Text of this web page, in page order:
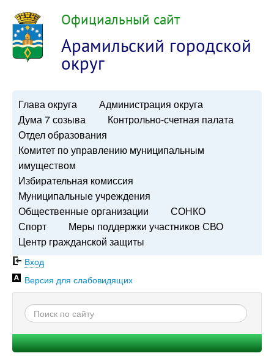
Официальный сайт
Арамильский городской
округ
Глава округа
Администрация округа
Дума 7 созыва
Контрольно-счетная палата
Отдел образования
Комитет по управлению муниципальным
имуществом
Избирательная комиссия
Муниципальные учреждения
Общественные организации
СОНКО
Спорт
Меры поддержки участников СВО
Центр гражданской защиты
Вход
Версия для слабовидящих